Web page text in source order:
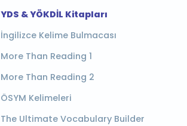
YDS & YÖKDİL Kitapları
İngilizce Kelime Bulmacası
More Than Reading 1
More Than Reading 2
ÖSYM Kelimeleri
The Ultimate Vocabulary Builder